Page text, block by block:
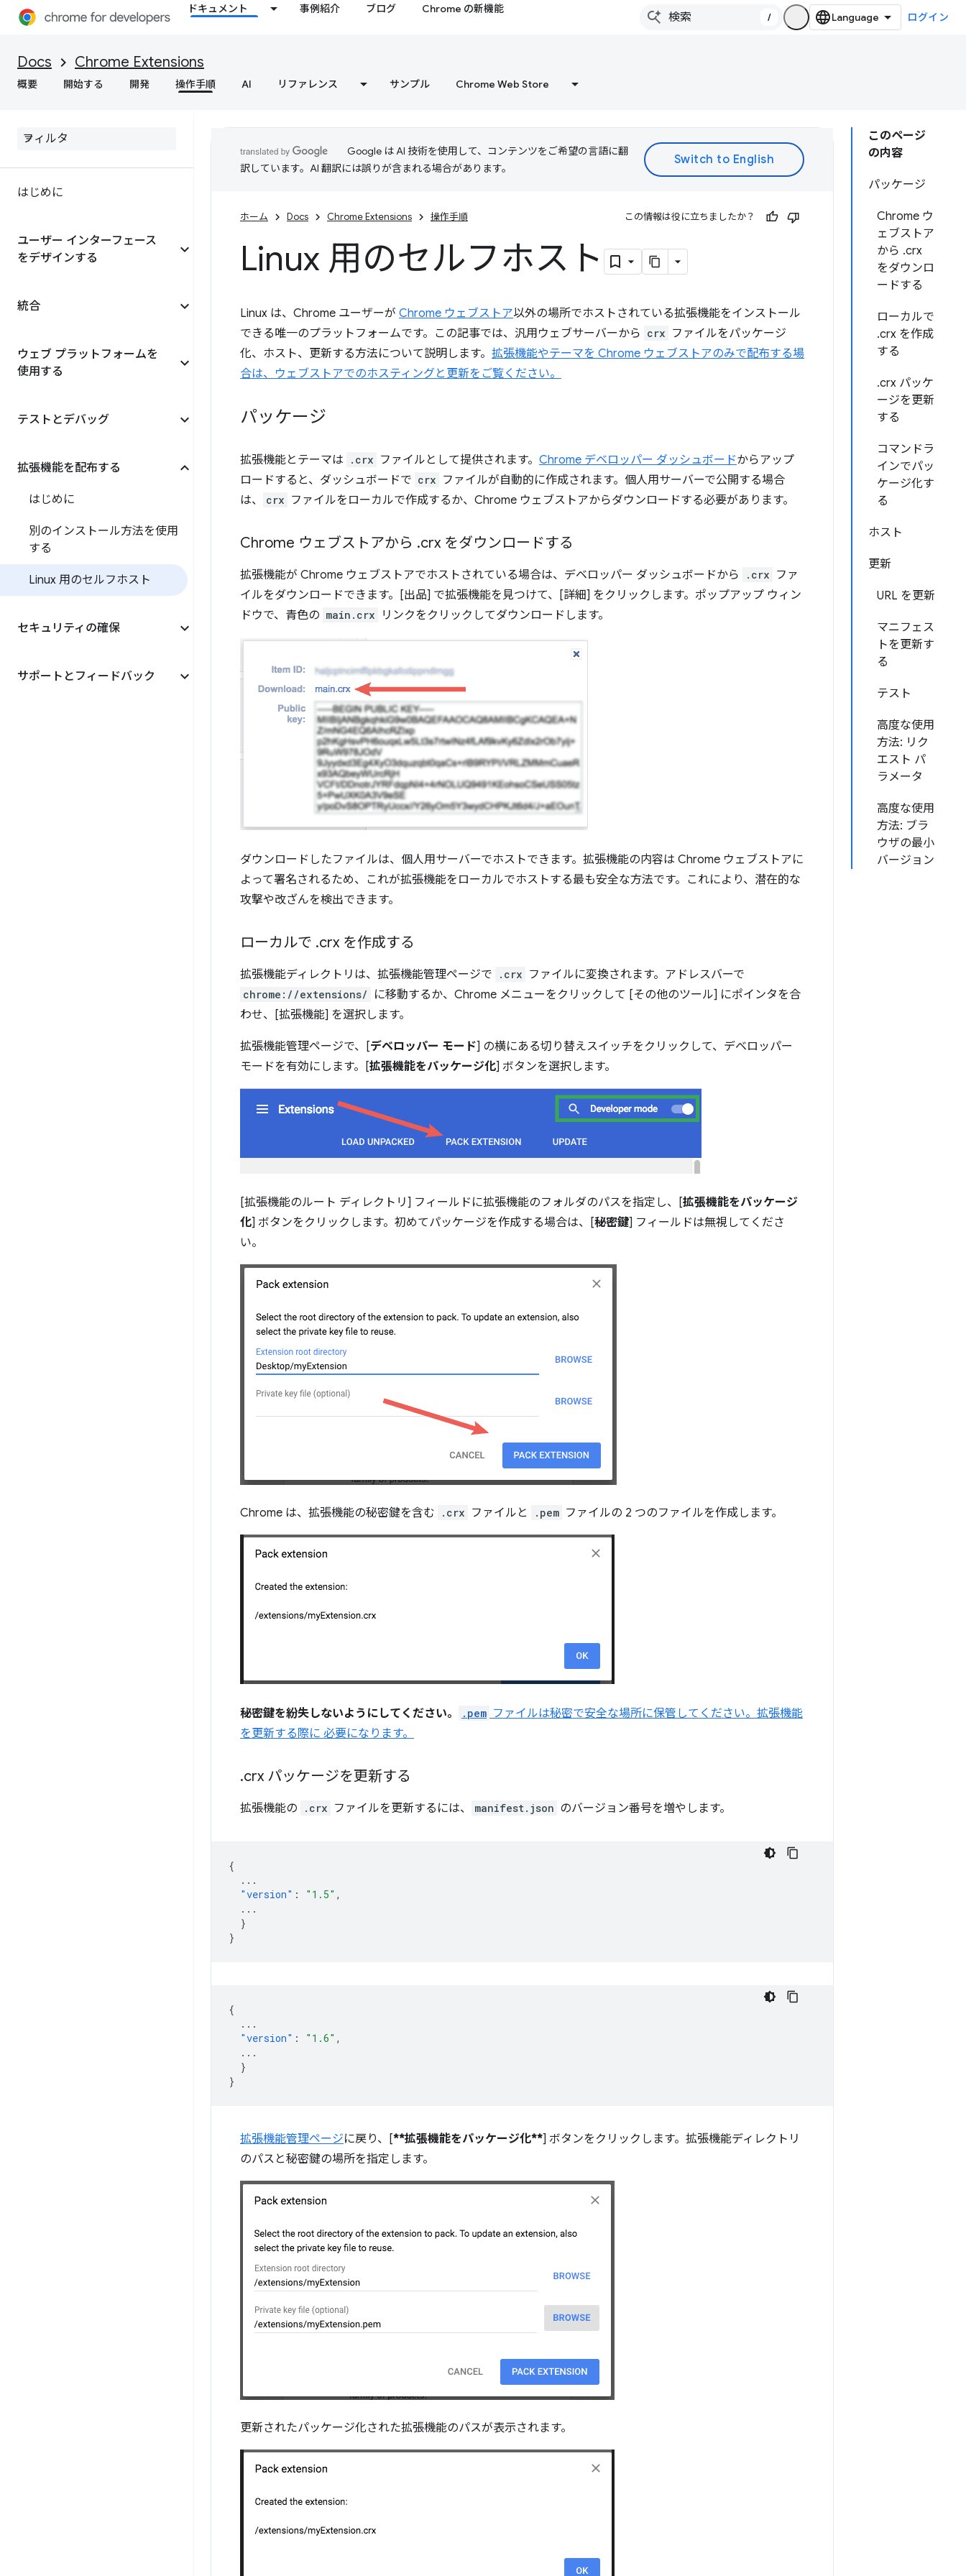
ドキュメント 事例紹介 ブログ Chrome の新機能
/ ログイン
Docs Chrome Extensions
概要 開始する 開発 操作手順 AI リファレンス サンプル Chrome Web Store
はじめに
ユーザー インターフェース
をデザインする
統合
ウェブ プラットフォームを
使用する
テストとデバッグ
拡張機能を配布する
はじめに
別のインストール方法を使用
する
Linux 用のセルフホスト
セキュリティの確保
サポートとフィードバック
このページ
の内容
パッケージ
Chrome ウ
ェブストア
から .crx
をダウンロ
ードする
ローカルで
.crx を作成
する
.crx パッケ
ージを更新
する
コマンドラ
インでパッ
ケージ化す
る
ホスト
更新
URL を更新
マニフェス
トを更新す
る
テスト
高度な使用
方法: リク
エスト パ
ラメータ
高度な使用
方法: ブラ
ウザの最小
バージョン
Google は AI 技術を使用して、コンテンツをご希望の言語に翻
訳しています。AI 翻訳には誤りが含まれる場合があります。
ホーム Docs Chrome Extensions 操作手順 この情報は役に立ちましたか？
Linux 用のセルフホスト
Linux は、Chrome ユーザーが Chrome ウェブストア以外の場所でホストされている拡張機能をインストール
できる唯一のプラットフォームです。この記事では、汎用ウェブサーバーから crx ファイルをパッケージ
化、ホスト、更新する方法について説明します。 拡張機能やテーマを Chrome ウェブストアのみで配布する場
合は、ウェブストアでのホスティングと更新をご覧ください。
パッケージ
拡張機能とテーマは .crx ファイルとして提供されます。 Chrome デベロッパー ダッシュボードからアップ
ロードすると、ダッシュボードで crx ファイルが自動的に作成されます。個人用サーバーで公開する場合
は、
crx ファイルをローカルで作成するか、Chrome ウェブストアからダウンロードする必要があります。
Chrome ウェブストアから .crx をダウンロードする
拡張機能が Chrome ウェブストアでホストされている場合は、デベロッパー ダッシュボードから .crx ファ
イルをダウンロードできます。[出品] で拡張機能を見つけて、[詳細] をクリックします。ポップアップ ウィン
ドウで、青色の main.crx リンクをクリックしてダウンロードします。
ダウンロードしたファイルは、個人用サーバーでホストできます。拡張機能の内容は Chrome ウェブストアに
よって署名されるため、これが拡張機能をローカルでホストする最も安全な方法です。これにより、潜在的な
攻撃や改ざんを検出できます。
ローカルで .crx を作成する
拡張機能ディレクトリは、拡張機能管理ページで .crx ファイルに変換されます。アドレスバーで
chrome://extensions/
に移動するか、Chrome メニューをクリックして [その他のツール] にポインタを合
わせ、[拡張機能] を選択します。
拡張機能管理ページで、[デベロッパー モード] の横にある切り替えスイッチをクリックして、デベロッパー
モードを有効にします。[拡張機能をパッケージ化] ボタンを選択します。
[拡張機能のルート ディレクトリ] フィールドに拡張機能のフォルダのパスを指定し、[拡張機能をパッケージ
化] ボタンをクリックします。初めてパッケージを作成する場合は、[秘密鍵] フィールドは無視してくださ
い。
Chrome は、拡張機能の秘密鍵を含む .crx ファイルと .pem ファイルの 2 つのファイルを作成します。
秘密鍵を紛失しないようにしてください。 .pem ファイルは秘密で安全な場所に保管してください。拡張機能
を更新する際に 必要になります。
.crx パッケージを更新する
拡張機能の .crx ファイルを更新するには、 manifest.json のバージョン番号を増やします。
{
...
"version" : "1.5" ,
...
}
}
{
...
"version" : "1.6" ,
...
}
}
拡張機能管理ページに戻り、[**拡張機能をパッケージ化**] ボタンをクリックします。拡張機能ディレクトリ
のパスと秘密鍵の場所を指定します。
更新されたパッケージ化された拡張機能のパスが表示されます。